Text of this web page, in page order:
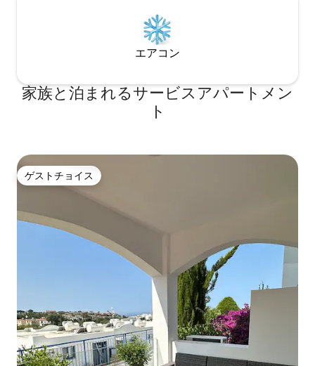
エアコン
家族と泊まれるサービスアパートメン
ト
ゲストチョイス
ゲストチョイス